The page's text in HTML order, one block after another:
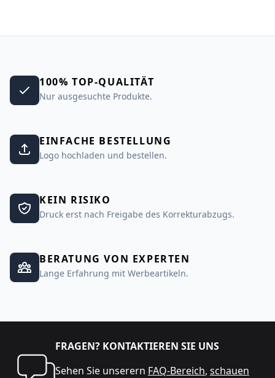
100% TOP-QUALITÄT
Nur ausgesuchte Produkte.
EINFACHE BESTELLUNG
Logo hochladen und bestellen.
KEIN RISIKO
Druck erst nach Freigabe des Korrekturabzugs.
BERATUNG VON EXPERTEN
Lange Erfahrung mit Werbeartikeln.
FRAGEN? KONTAKTIEREN SIE UNS
Sehen Sie unserern FAQ-Bereich, schauen